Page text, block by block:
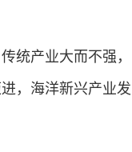
统产业大而不强，
，海洋新兴产业发